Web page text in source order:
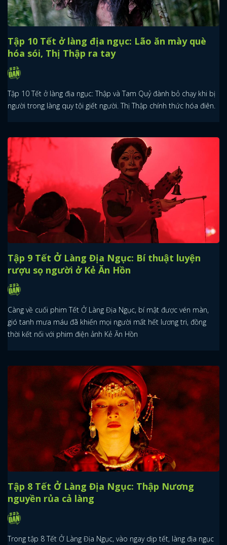
Tập 10 Tết ở làng địa ngục: Lão ăn mày què
hóa sói, Thị Thập ra tay
Tập 10 Tết ở làng địa ngục: Thập và Tam Quỷ đành bỏ chạy khi bị
người trong làng quy tội giết người. Thị Thập chính thức hóa điên.
Tập 9 Tết Ở Làng Địa Ngục: Bí thuật luyện
rượu sọ người ở Kẻ Ăn Hồn
Càng về cuối phim Tết Ở Làng Địa Ngục, bí mật được vén màn,
gió tanh mưa máu đã khiến mọi người mất hết lương tri, đồng
thời kết nối với phim điện ảnh Kẻ Ăn Hồn
Tập 8 Tết Ở Làng Địa Ngục: Thập Nương
nguyền rủa cả làng
Trong tập 8 Tết Ở Làng Địa Ngục, vào ngay dịp tết, làng địa ngục